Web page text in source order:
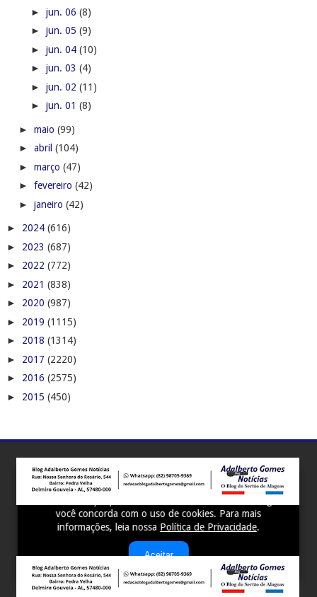
Este site utiliza cookies para melhorar sua experiência e
você concorda com o uso de cookies. Para mais
informações, leia nossa Política de Privacidade.
Aceitar
► jun. 06 (8)
► jun. 05 (9)
► jun. 04 (10)
► jun. 03 (4)
► jun. 02 (11)
► jun. 01 (8)
► maio (99)
► abril (104)
► março (47)
► fevereiro (42)
► janeiro (42)
► 2024 (616)
► 2023 (687)
► 2022 (772)
► 2021 (838)
► 2020 (987)
► 2019 (1115)
► 2018 (1314)
► 2017 (2220)
► 2016 (2575)
► 2015 (450)